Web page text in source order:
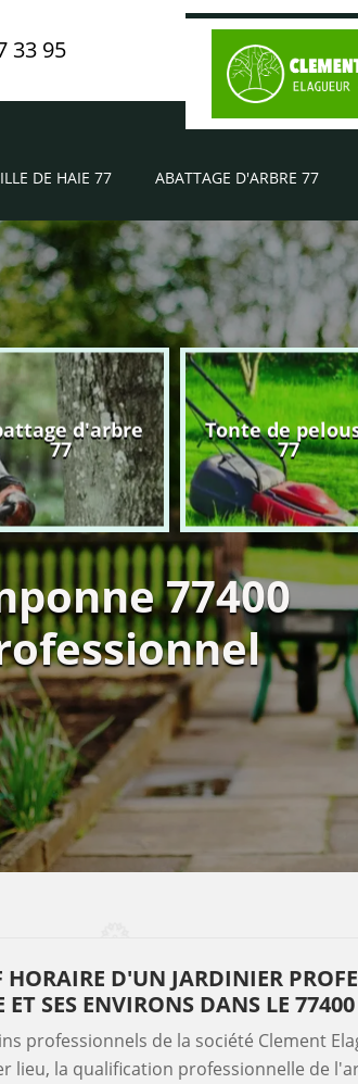
33 95
DE HAIE 77 ABATTAGE D'ARBRE 77
d'arbre
77
Tonte de
77
77400
D'UN JARDINIER
SES ENVIRONS DANS LE 77400
professionnels de la société Clement
lieu, la qualification professionnelle de